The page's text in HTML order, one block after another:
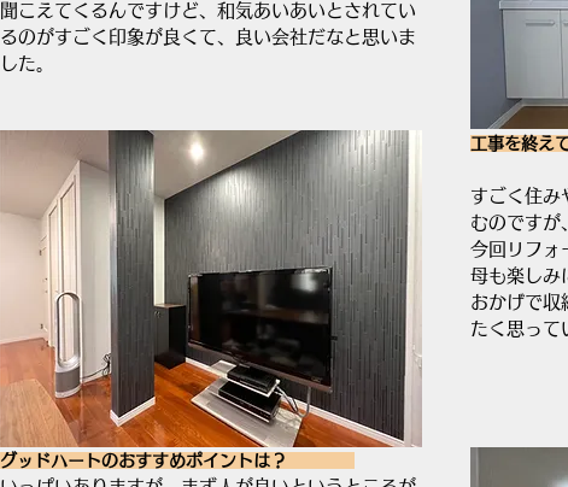
聞こえてくるんですけど、和気あいあいとされてい
るのがすごく印象が良くて、良い会社だなと思いま
した。
工事を終
すごく住み
むのですが
今回リフォ
母も楽しみ
おかげで収
たく思って
グッドハートのおすすめポイントは？